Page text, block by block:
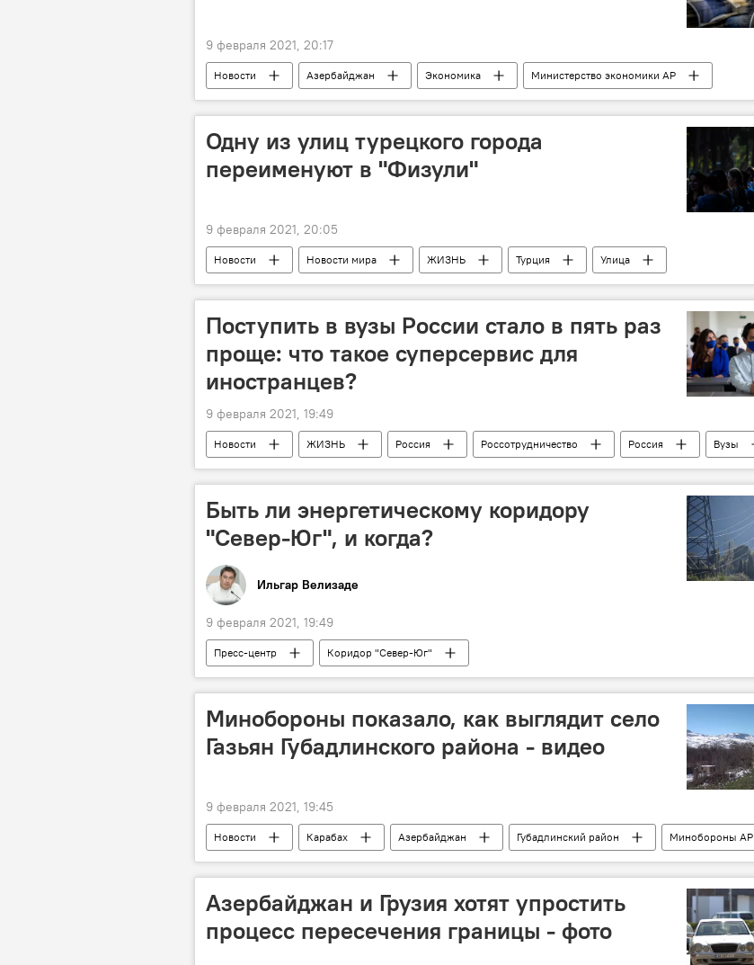
9 февраля 2021, 20:17
Новости Азербайджан Экономика
Министерство экономики АР
планы
предприниматели кредиты
Одну из улиц турецкого города
переименуют в "Физули"
9 февраля 2021, 20:05
Новости Новости мира ЖИЗНЬ Турция Улица
Поступить в вузы России стало в пять раз
проще: что такое суперсервис для
иностранцев?
9 февраля 2021, 19:49
Новости ЖИЗНЬ Россия Россотрудничество Россия
Вузы
Иностранцы
отбор
Быть ли энергетическому коридору
"Север-Юг", и когда?
Ильгар Велизаде
9 февраля 2021, 19:49
Пресс-центр Коридор "Север-Юг"
Минобороны показало, как выглядит село
Газьян Губадлинского района - видео
9 февраля 2021, 19:45
Новости Карабах Азербайджан Губадлинский район Минобороны АР
Азербайджан и Грузия хотят упростить
процесс пересечения границы - фото